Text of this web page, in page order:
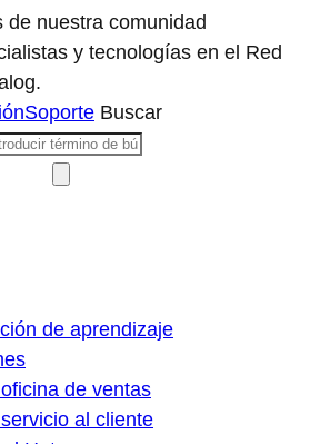
de nuestra comunidad
y tecnologías en el Red
Soporte Buscar
de aprendizaje
de ventas
al cliente